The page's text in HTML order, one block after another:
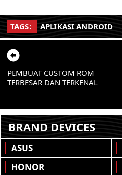
TAGS: APLIKASI ANDROID
PEMBUAT CUSTOM ROM
TERBESAR DAN TERKENAL
BRAND DEVICES
ASUS
HONOR